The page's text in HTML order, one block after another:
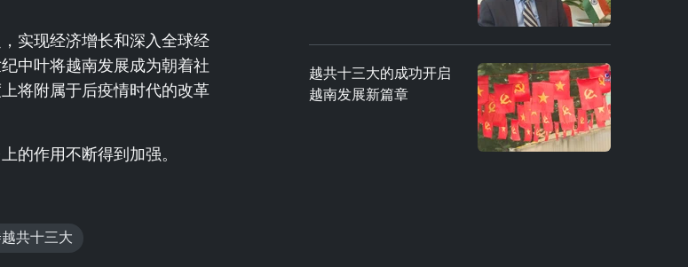
实现经济增长和深入全球经
中叶将越南发展成为朝着社
将附属于后疫情时代的改革
的作用不断得到加强。
共十三大
越共十三大的成功开启
越南发展新篇章